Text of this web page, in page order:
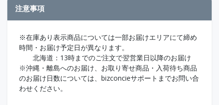
注意事項
※在庫あり表示商品については一部お届けエリアにて締め
時間・お届け予定日が異なります。
北海道：13時までのご注文で翌営業日以降のお届け
※沖縄・離島へのお届け、お取り寄せ商品・入荷待ち商品
のお届け日数については、bizconcieサポートまでお問い合
わせください。